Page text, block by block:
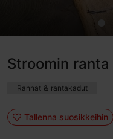
Stroomin ranta
Rannat & rantakadut
Tallenna suosikkeihin